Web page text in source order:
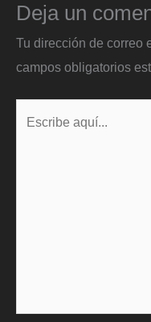
Deja un
Tu dirección de correo
campos obligatorios